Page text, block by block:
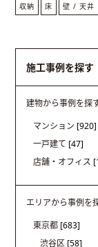
収納 床 壁 / 天井
施工事例を探す
建物から事例を探
マンション [920]
一戸建て [47]
店舗・オフィス
エリアから事例を
東京都 [683]
渋谷区 [58]